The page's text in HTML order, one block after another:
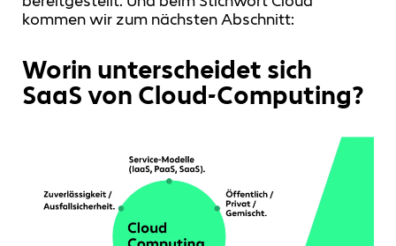
kommen wir zum nächsten Abschnitt:
Worin unterscheidet sich
SaaS von Cloud-Computing?